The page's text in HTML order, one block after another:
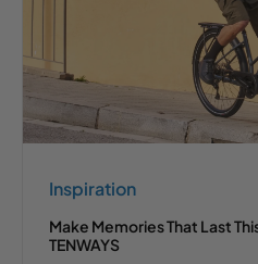
Inspiration
Make Memories That Last
TENWAYS